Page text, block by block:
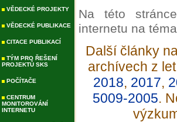
VĚDECKÉ PROJEKTY
VĚDECKÉ PUBLIKACE
CITACE PUBLIKACÍ
TÝM PRO ŘEŠENÍ
PROJEKTŮ SKS
POČÍTAČE
CENTRUM
MONITOROVÁNÍ
INTERNETU
Na této
internetu na
Další články
archívech z let
2018, 2017,
5009-2005.